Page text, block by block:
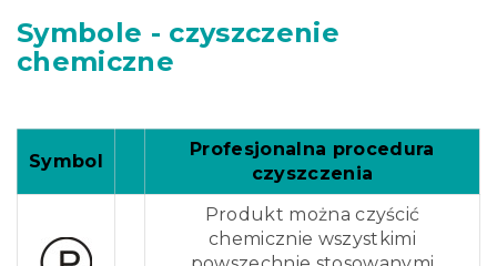
Symbole - czyszczenie
chemiczne
Symbol
Profesjonalna procedura
czyszczenia
Produkt można czyścić
chemicznie wszystkimi